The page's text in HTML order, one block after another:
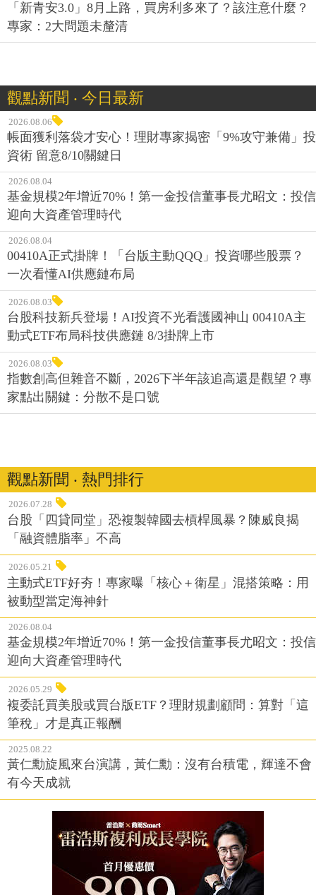
「新青安3.0」8月上路，買房利多來了？該注意什麼？
專家：2大問題未釐清
觀點新聞 ‧ 今日最新
2026.08.06
帳面獲利落袋才安心！理財專家揭密「9%攻守兼備」投
資術 留意8/10關鍵日
2026.08.04
基金規模2年增近70%！第一金投信董事長尤昭文：投信
迎向大資產管理時代
2026.08.04
00410A正式掛牌！「台版主動QQQ」投資哪些股票？
一次看懂AI供應鏈布局
2026.08.03
台股科技新兵登場！AI投資不光看護國神山 00410A主
動式ETF布局科技供應鏈 8/3掛牌上市
2026.08.03
指數創高但雜音不斷，2026下半年該追高還是觀望？專
家點出關鍵：分散不是口號
觀點新聞 ‧ 熱門排行
2026.07.28
台股「四貸同堂」恐複製韓國去槓桿風暴？陳威良揭
「融資體脂率」不高
2026.05.21
主動式ETF好夯！專家曝「核心＋衛星」混搭策略：用
被動型當定海神針
2026.08.04
基金規模2年增近70%！第一金投信董事長尤昭文：投信
迎向大資產管理時代
2026.05.29
複委託買美股或買台版ETF？理財規劃顧問：算對「這
筆稅」才是真正報酬
2025.08.22
黃仁勳旋風來台演講，黃仁勳：沒有台積電，輝達不會
有今天成就